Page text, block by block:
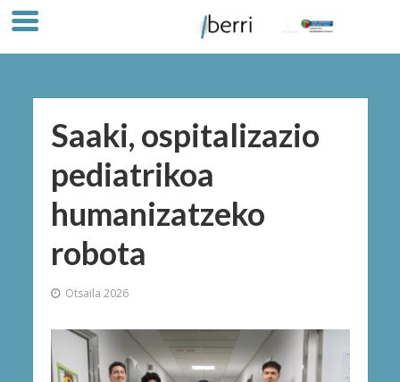
Saaki, ospitalizazio
pediatrikoa
humanizatzeko
robota
Otsaila 2026